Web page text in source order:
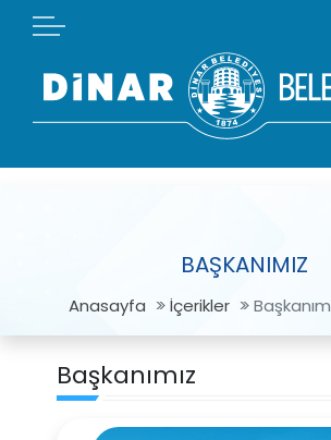
BAŞKANIMIZ
Anasayfa İçerikler
Başkanımız